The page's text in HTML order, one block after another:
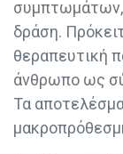
συμπτωμάτων,
δράση.
θεραπευτική
άνθρωπο ως
Τα